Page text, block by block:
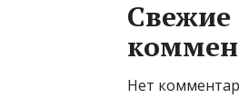
Свежие
Нет